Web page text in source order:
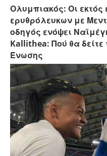
Ολυμπιακός: Οι εκτός
ερυθρόλευκων με
οδηγός ενόψει
Kallithea: Πού θα
Ένωσης